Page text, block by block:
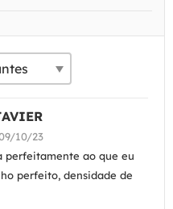
10/23
perfeitamente ao que eu
perfeito, densidade de